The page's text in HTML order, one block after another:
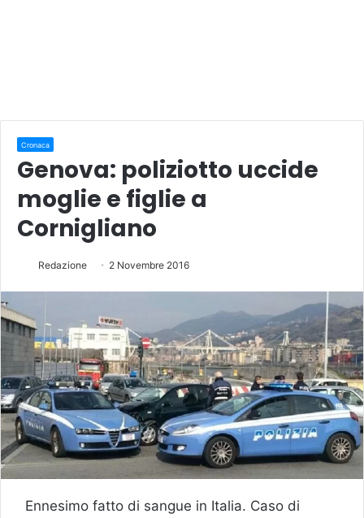
Cronaca
Genova: poliziotto uccide
moglie e figlie a
Cornigliano
Redazione 2 Novembre 2016
Ennesimo fatto di sangue in Italia. Caso di